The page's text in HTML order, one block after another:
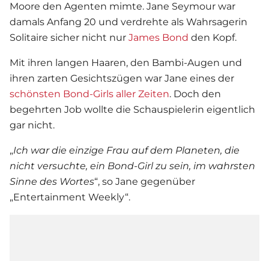
Moore den Agenten mimte. Jane Seymour war
damals Anfang 20 und verdrehte als Wahrsagerin
Solitaire sicher nicht nur James Bond den Kopf.
Mit ihren langen Haaren, den Bambi-Augen und
ihren zarten Gesichtszügen war Jane eines der
schönsten Bond-Girls aller Zeiten. Doch den
begehrten Job wollte die Schauspielerin eigentlich
gar nicht.
„Ich war die einzige Frau auf dem Planeten, die
nicht versuchte, ein Bond-Girl zu sein, im wahrsten
Sinne des Wortes“, so Jane gegenüber
„Entertainment Weekly“.